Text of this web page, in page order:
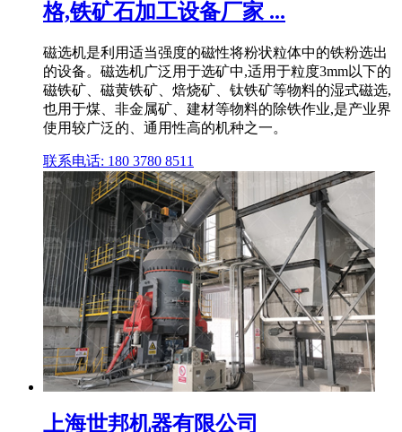
格,铁矿石加工设备厂家 ...
磁选机是利用适当强度的磁性将粉状粒体中的铁粉选出
的设备。磁选机广泛用于选矿中,适用于粒度3mm以下的
磁铁矿、磁黄铁矿、焙烧矿、钛铁矿等物料的湿式磁选,
也用于煤、非金属矿、建材等物料的除铁作业,是产业界
使用较广泛的、通用性高的机种之一。
联系电话: 180 3780 8511
上海世邦机器有限公司